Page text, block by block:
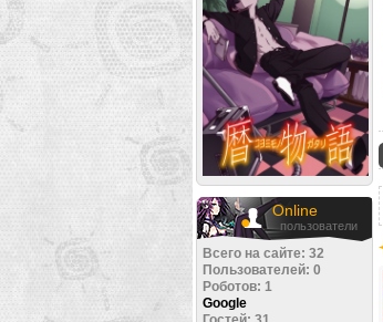
Online
пользователи
Всего на сайте: 32
Пользователей: 0
Роботов: 1
Google